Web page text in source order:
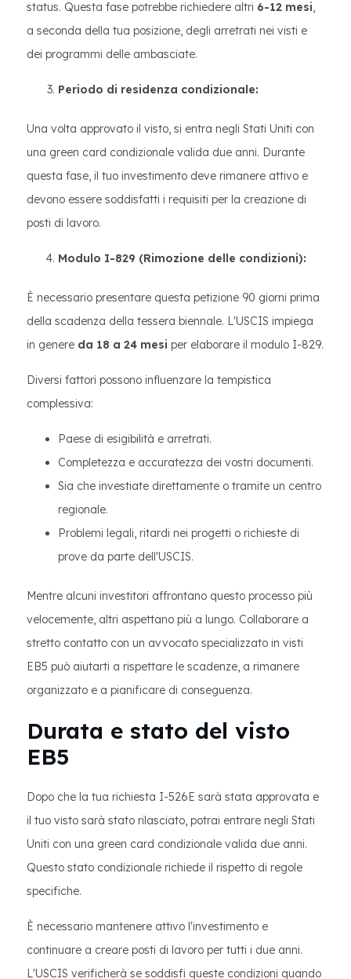
status. Questa fase potrebbe richiedere altri 6-12 mesi,
a seconda della tua posizione, degli arretrati nei visti e
dei programmi delle ambasciate.
Periodo di residenza condizionale:
Una volta approvato il visto, si entra negli Stati Uniti con
una green card condizionale valida due anni. Durante
questa fase, il tuo investimento deve rimanere attivo e
devono essere soddisfatti i requisiti per la creazione di
posti di lavoro.
Modulo I-829 (Rimozione delle condizioni):
È necessario presentare questa petizione 90 giorni prima
della scadenza della tessera biennale. L'USCIS impiega
in genere da 18 a 24 mesi per elaborare il modulo I-829.
Diversi fattori possono influenzare la tempistica
complessiva:
Paese di esigibilità e arretrati.
Completezza e accuratezza dei vostri documenti.
Sia che investiate direttamente o tramite un centro
regionale.
Problemi legali, ritardi nei progetti o richieste di
prove da parte dell'USCIS.
Mentre alcuni investitori affrontano questo processo più
velocemente, altri aspettano più a lungo. Collaborare a
stretto contatto con un avvocato specializzato in visti
EB5 può aiutarti a rispettare le scadenze, a rimanere
organizzato e a pianificare di conseguenza.
Durata e stato del visto
EB5
Dopo che la tua richiesta I-526E sarà stata approvata e
il tuo visto sarà stato rilasciato, potrai entrare negli Stati
Uniti con una green card condizionale valida due anni.
Questo stato condizionale richiede il rispetto di regole
specifiche.
È necessario mantenere attivo l'investimento e
continuare a creare posti di lavoro per tutti i due anni.
L'USCIS verificherà se soddisfi queste condizioni quando